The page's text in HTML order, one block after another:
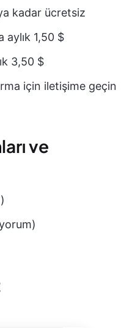
kadar ücretsiz
aylık 1,50 $
3,50 $
için iletişime geçin
ve